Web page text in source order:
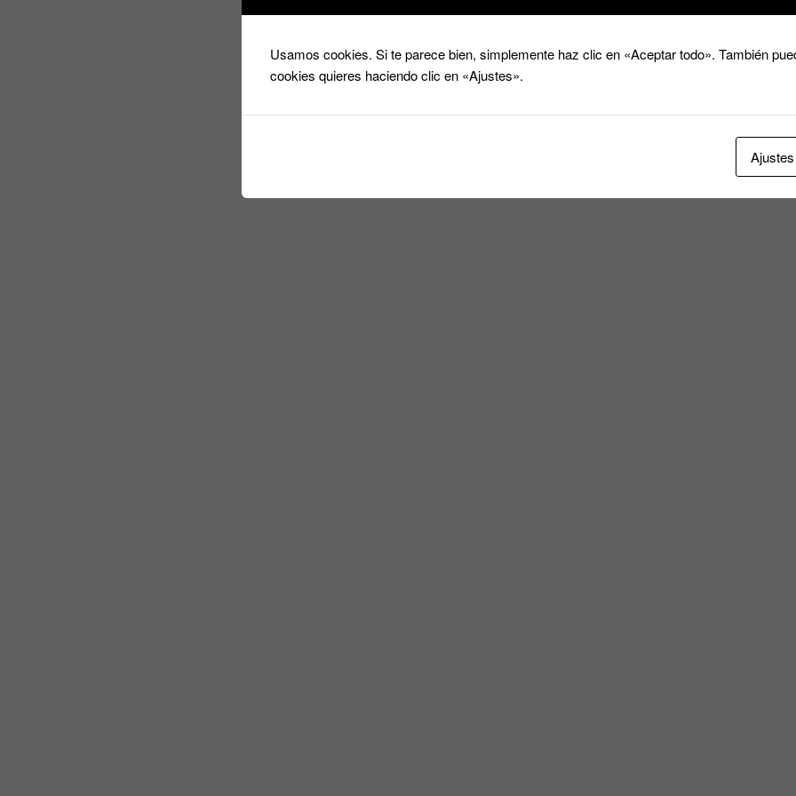
Usamos cookies. Si te parece bien, simplemente haz clic en «Aceptar todo». También
cookies quieres haciendo clic en «Ajustes».
Ajustes